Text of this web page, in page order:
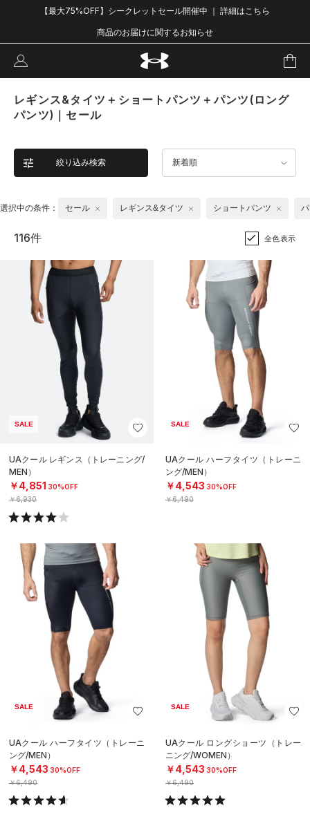
【最大75%OFF】シークレットセール開催中 ｜ 詳細はこちら
商品のお届けに関するお知らせ
レギンス&タイツ＋ショートパンツ＋パンツ(ロング
パンツ)｜セール
絞り込み検索 新着順
選択中の条件： セール レギンス&タイツ ショートパンツ
116件 全色表示
SALE
UAクール レギンス（トレーニング/
MEN）
￥4,851 30%OFF
￥6,930
SALE
UAクール ハーフタイツ（トレーニ
ング/MEN）
￥4,543 30%OFF
￥6,490
SALE
UAクール ハーフタイツ（トレーニ
ング/MEN）
￥4,543 30%OFF
￥6,490
SALE
UAクール ロングショーツ（トレー
ニング/WOMEN）
￥4,543 30%OFF
￥6,490